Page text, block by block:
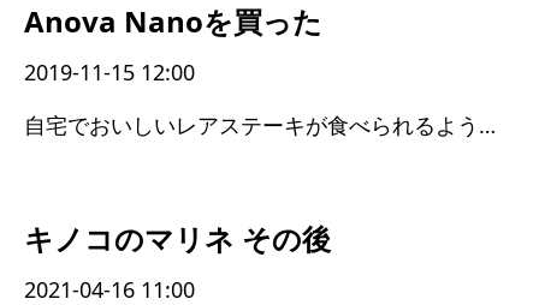
Anova Nanoを買った
2019-11-15 12:00
自宅でおいしいレアステーキが食べられるようになった
キノコのマリネ その後
2021-04-16 11:00